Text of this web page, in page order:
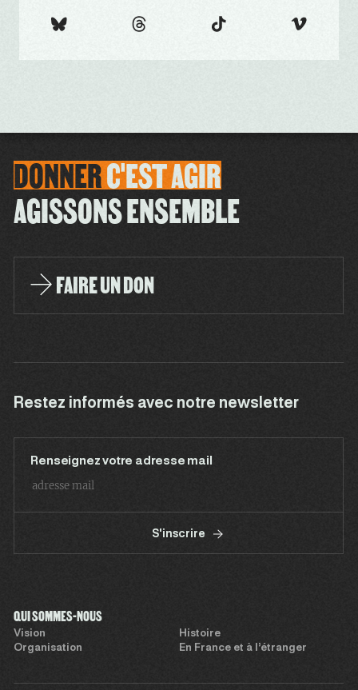
DONNERC'ESTAGIR
AGISSONS ENSEMBLE
FAIRE UN DON
Restez informés avec notre newsletter
Renseignez votre adresse mail
S'inscrire
QUI SOMMES-NOUS
Vision
Histoire
Organisation
En France et à l’étranger